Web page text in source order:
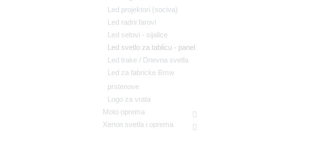
Led projektori (sociva)
Led radni farovi
Led setovi - sijalice
Led svetlo za tablicu - panel
Led trake / Dnevna svetla
Led za fabricke Bmw
prstenove
Logo za vrata
Moto oprema
Xenon svetla i oprema